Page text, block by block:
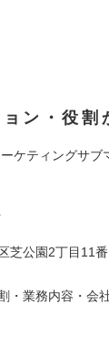
ン・役割
ケティングサブ
芝公園2丁目11
・業務内容・会